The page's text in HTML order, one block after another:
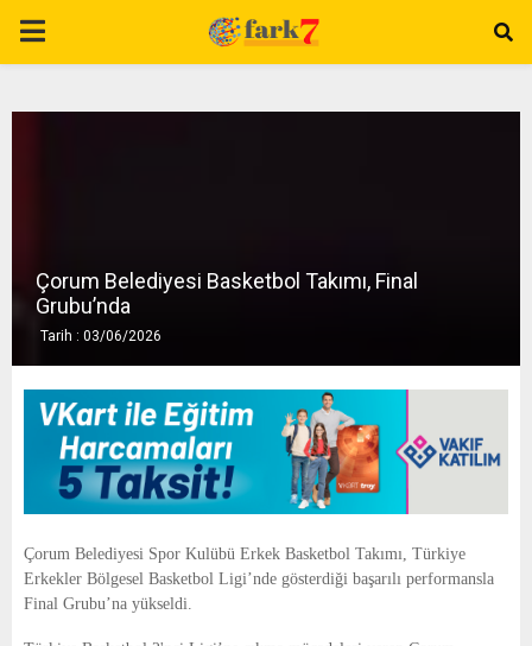
P
A
E
N
Çorum Belediyesi Basketbol Takımı, Final
Grubu’nda
Tarih : 03/06/2026
Çorum Belediyesi Spor Kulübü Erkek Basketbol Takımı, Türkiye
Erkekler Bölgesel Basketbol Ligi’nde gösterdiği başarılı performansla
Final Grubu’na yükseldi.